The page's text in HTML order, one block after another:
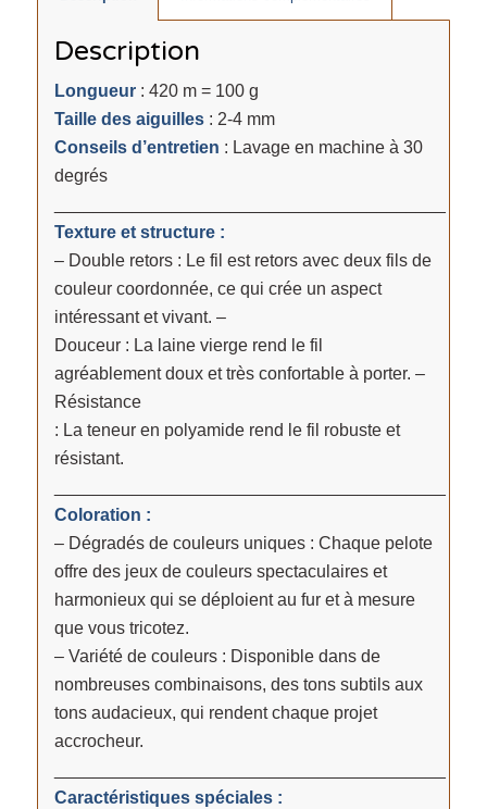
Description
Longueur: 420 m = 100 g
Taille des aiguilles: 2-4 mm
Conseils d’entretien : Lavage en machine à 30
degrés
Texture et structure :
– Double retors : Le fil est retors avec deux fils de
couleur coordonnée, ce qui crée un aspect
intéressant et vivant. –
Douceur : La laine vierge rend le fil
agréablement doux et très confortable à porter. –
Résistance
: La teneur en polyamide rend le fil robuste et
résistant.
Coloration :
– Dégradés de couleurs uniques : Chaque pelote
offre des jeux de couleurs spectaculaires et
harmonieux qui se déploient au fur et à mesure
que vous tricotez.
– Variété de couleurs : Disponible dans de
nombreuses combinaisons, des tons subtils aux
tons audacieux, qui rendent chaque projet
accrocheur.
Caractéristiques spéciales :